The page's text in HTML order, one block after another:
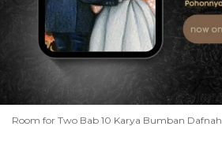
Room for Two Bab 10 Karya Bumban Dafnah